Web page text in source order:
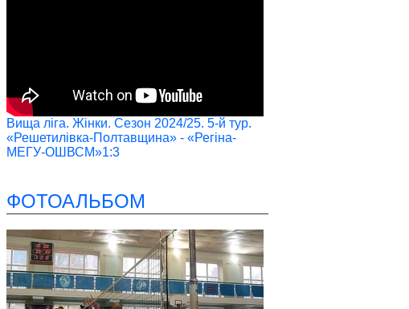
Вища ліга. Жінки. Сезон 2024/25. 5-й тур.
«Решетилівка-Полтавщина» - «Регіна-
МЕГУ-ОШВСМ»1:3
ФОТОАЛЬБОМ